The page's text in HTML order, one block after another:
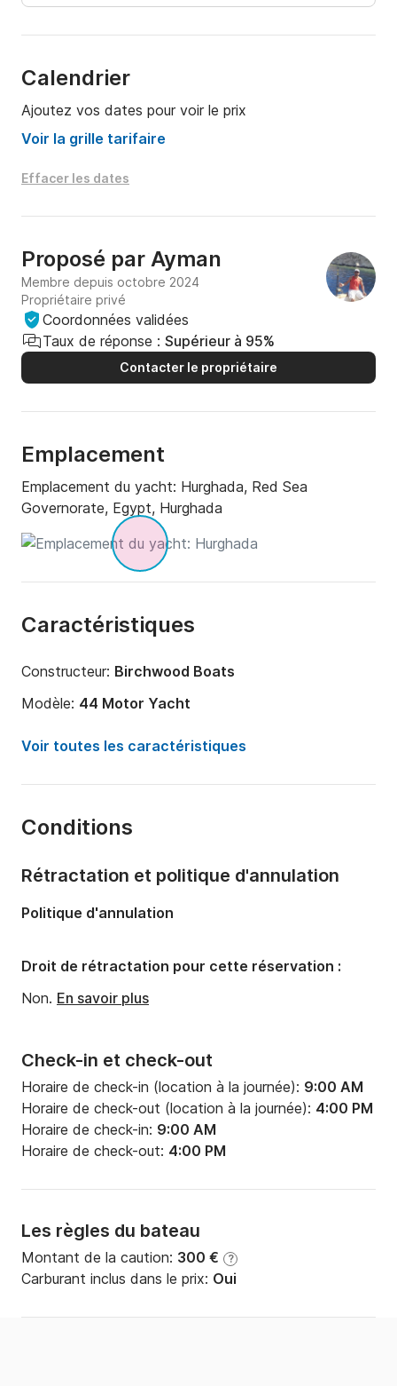
parfaitement entretenu et prêt à vous offrir une
Calendrier
Ajoutez vos dates pour voir le prix
Voir la grille tarifaire
Effacer les dates
Proposé par Ayman
Membre depuis octobre 2024
Propriétaire privé
Coordonnées validées
Taux de réponse : Supérieur à 95%
Contacter le propriétaire
Emplacement
Emplacement du yacht: Hurghada, Red Sea
Governorate, Egypt, Hurghada
Caractéristiques
Constructeur: Birchwood Boats
Modèle: 44 Motor Yacht
Année:
Équipage:2 membres
Nombre de cabines:
Puissance moteur:350cv
Voir toutes les caractéristiques
Conditions
Check-in et check-out
Horaire de check-in (location à la journée): 9:00 AM
Horaire de check-out (location à la journée): 4:00 PM
Horaire de check-in: 9:00 AM
Horaire de check-out: 4:00 PM
Les règles du bateau
Montant de la caution: 300 € ?
Carburant inclus dans le prix: Oui
Rétractation et politique d'annulation
Politique d'annulation
Droit de rétractation pour cette réservation :
Non. En savoir plus